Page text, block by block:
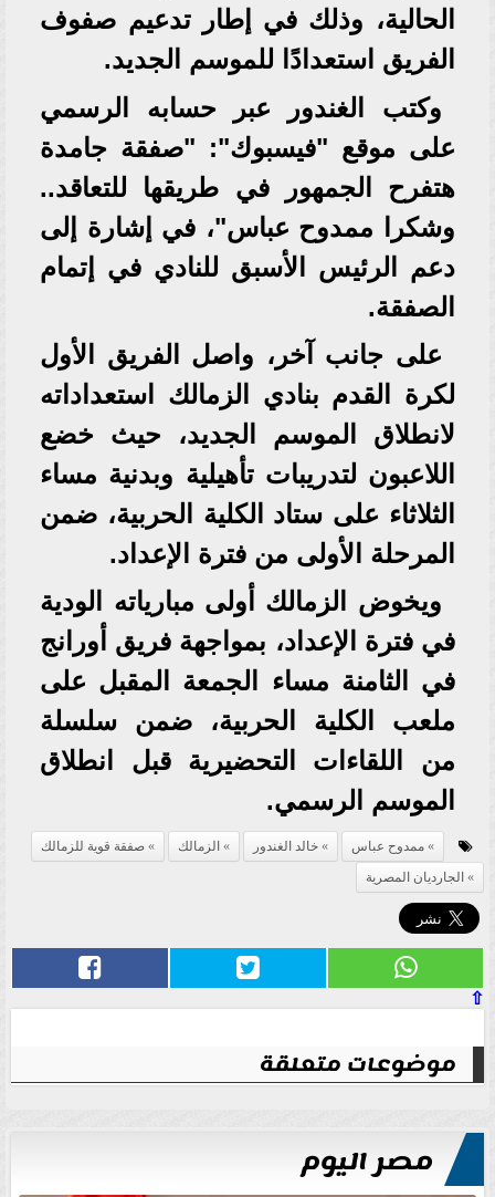
الحالية، وذلك في إطار تدعيم صفوف
الفريق استعدادًا للموسم الجديد.
وكتب الغندور عبر حسابه الرسمي
على موقع "فيسبوك": "صفقة جامدة
هتفرح الجمهور في طريقها للتعاقد..
وشكرا ممدوح عباس"، في إشارة إلى
دعم الرئيس الأسبق للنادي في إتمام
الصفقة.
على جانب آخر، واصل الفريق الأول
لكرة القدم بنادي الزمالك استعداداته
لانطلاق الموسم الجديد، حيث خضع
اللاعبون لتدريبات تأهيلية وبدنية مساء
الثلاثاء على ستاد الكلية الحربية، ضمن
المرحلة الأولى من فترة الإعداد.
ويخوض الزمالك أولى مبارياته الودية
في فترة الإعداد، بمواجهة فريق أورانج
في الثامنة مساء الجمعة المقبل على
ملعب الكلية الحربية، ضمن سلسلة
من اللقاءات التحضيرية قبل انطلاق
الموسم الرسمي.
ممدوح عباس خالد الغندور الزمالك
صفقة قوية للزمالك
الجارديان المصرية
⇧
موضوعات متعلقة
مصر اليوم